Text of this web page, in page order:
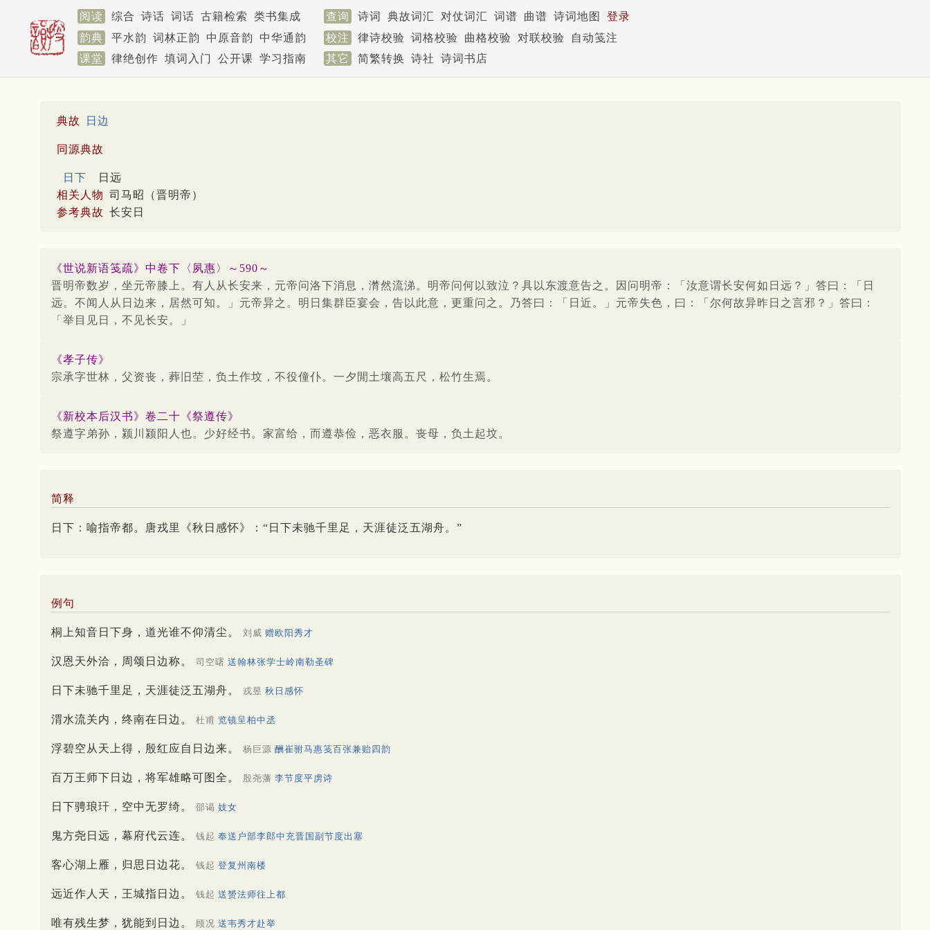
阅读 综合 诗话 词话 古籍检索 类书集成 查询 诗词 典故词汇 对仗词汇 词谱 曲谱 诗词地图
登录
韵典
平水韵 词林正韵 中原音韵 中华通韵 校注 律诗校验 词格校验 曲格校验 对联校验
自动笺注
课堂
律绝创作 填词入门 公开课 学习指南 其它 简繁转换 诗社 诗词书店
典故 日边
同源典故
日下
日远
相关人物 司马昭（晋明帝）
参考典故 长安日
《世说新语笺疏》中卷下〈夙惠〉～590～
晋明帝数岁，坐元帝膝上。有人从长安来，元帝问洛下消息，潸然流涕。明帝问何以致泣？具以东渡意告之。因问明帝：「汝意谓长安何如日远？」答曰：「日
远。不闻人从日边来，居然可知。」元帝异之。明日集群臣宴会，告以此意，更重问之。乃答曰：「日近。」元帝失色，曰：「尔何故异昨日之言邪？」答曰：
「举目见日，不见长安。」
《孝子传》
宗承字世林，父资丧，葬旧茔，负土作坟，不役僮仆。一夕閒土壤高五尺，松竹生焉。
《新校本后汉书》卷二十《祭遵传》
祭遵字弟孙，颍川颍阳人也。少好经书。家富给，而遵恭俭，恶衣服。丧母，负土起坟。
简释
日下：喻指帝都。唐戎里《秋日感怀》：“日下未驰千里足，天涯徒泛五湖舟。”
例句
桐上知音日下身，道光谁不仰清尘。 刘威 赠欧阳秀才
汉恩天外洽，周颂日边称。 司空曙 送翰林张学士岭南勒圣碑
日下未驰千里足，天涯徒泛五湖舟。 戎昱 秋日感怀
渭水流关内，终南在日边。 杜甫 览镜呈柏中丞
浮碧空从天上得，殷红应自日边来。 杨巨源 酬崔驸马惠笺百张兼贻四韵
百万王师下日边，将军雄略可图全。 殷尧藩 李节度平虏诗
日下骋琅玕，空中无罗绮。 邵谒 妓女
鬼方尧日远，幕府代云连。 钱起 奉送户部李郎中充晋国副节度出塞
客心湖上雁，归思日边花。 钱起 登复州南楼
远近作人天，王城指日边。 钱起 送赟法师往上都
唯有残生梦，犹能到日边。 顾况 送韦秀才赴举